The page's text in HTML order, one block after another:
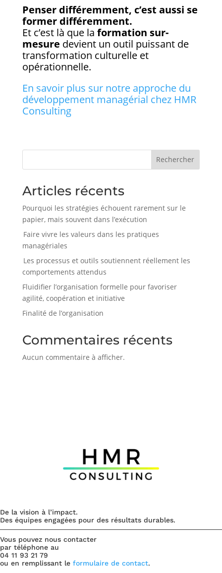
Penser différemment, c’est aussi se
former différemment.
Et c’est là que la formation sur-
mesure devient un outil puissant de
transformation culturelle et
opérationnelle.
En savoir plus sur notre approche du
développement managérial chez HMR
Consulting
Rechercher
Articles récents
Pourquoi les stratégies échouent rarement sur le
papier, mais souvent dans l’exécution
Faire vivre les valeurs dans les pratiques
managériales
Les processus et outils soutiennent réellement les
comportements attendus
Fluidifier l’organisation formelle pour favoriser
agilité, coopération et initiative
Finalité de l’organisation
Commentaires récents
Aucun commentaire à afficher.
De la vision à l’impact.
Des équipes engagées pour des résultats durables.
Vous pouvez nous contacter
par téléphone au
04 11 93 21 79
ou en remplissant le formulaire de contact.